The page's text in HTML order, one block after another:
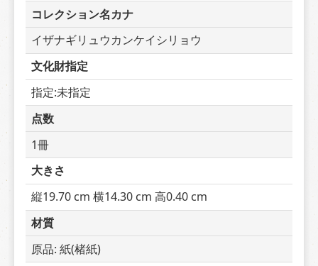
コレクション名カナ
イザナギリュウカンケイシリョウ
文化財指定
指定:未指定
点数
1冊
大きさ
縦19.70 cm 横14.30 cm 高0.40 cm
材質
原品: 紙(楮紙)